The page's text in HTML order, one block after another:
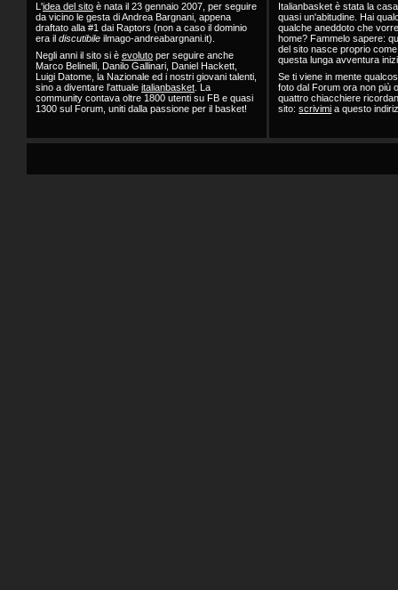
L'idea del sito è nata il 23 gennaio 2007, per seguire
da vicino le gesta di Andrea Bargnani, appena
draftato alla #1 dai Raptors (non a caso il dominio
era il discutibile ilmago-andreabargnani.it).
Negli anni il sito si è evoluto per seguire anche
Marco Belinelli, Danilo Gallinari, Daniel Hackett,
Luigi Datome, la Nazionale ed i nostri giovani talenti,
sino a diventare l'attuale italianbasket . La
community contava oltre 1800 utenti su FB e quasi
1300 sul Forum, uniti dalla passione per il basket!
Italianbasket è stata la
quasi un'abitudine. Hai
qualche aneddoto che
home? Fammelo sapere:
del sito nasce proprio
questa lunga avventura
Se ti viene in mente
foto dal Forum ora non più
quattro chiacchiere
sito:scrivimi a questo